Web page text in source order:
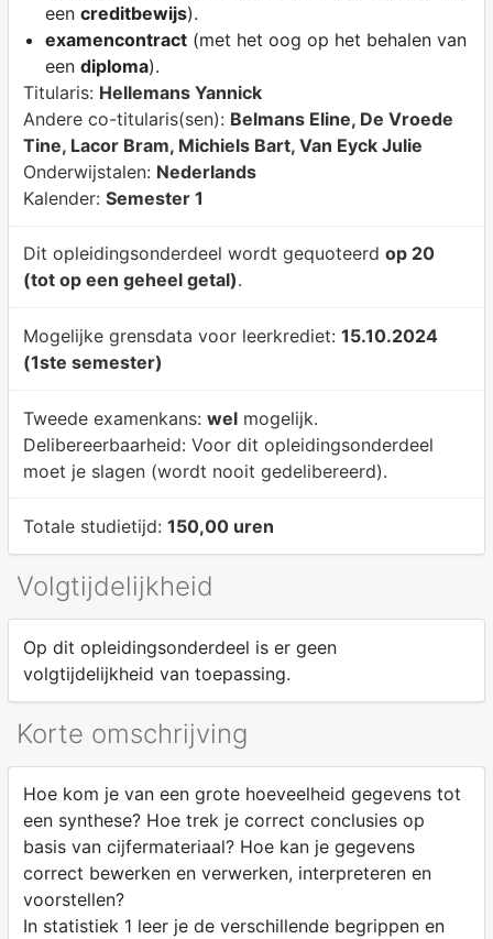
een creditbewijs).
examencontract(met het oog op het behalen van
een diploma).
Titularis: Hellemans Yannick
Andere co-titularis(sen): Belmans Eline, De Vroede
Tine, Lacor Bram, Michiels Bart, Van Eyck Julie
Onderwijstalen: Nederlands
Kalender: Semester 1
Dit opleidingsonderdeel wordt gequoteerd op 20
(tot op een geheel getal).
Mogelijke grensdata voor leerkrediet: 15.10.2024
(1ste semester)
Tweede examenkans: welmogelijk.
Delibereerbaarheid: Voor dit opleidingsonderdeel
moet je slagen (wordt nooit gedelibereerd).
Totale studietijd: 150,00 uren
Volgtijdelijkheid
Op dit opleidingsonderdeel is er geen
volgtijdelijkheid van toepassing.
Korte omschrijving
Hoe kom je van een grote hoeveelheid gegevens tot
een synthese? Hoe trek je correct conclusies op
basis van cijfermateriaal? Hoe kan je gegevens
correct bewerken en verwerken, interpreteren en
voorstellen?
In statistiek 1 leer je de verschillende begrippen en